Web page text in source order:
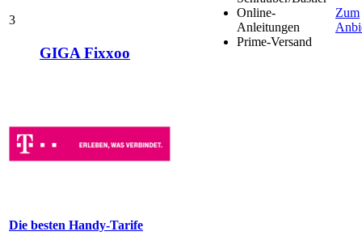
3
GIGA Fixxoo
Online-
Anleitungen
Prime-Versand
Zum
Die besten Handy-Tarife